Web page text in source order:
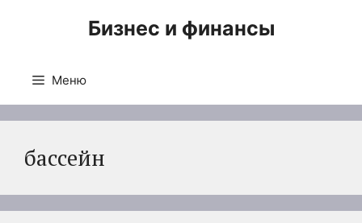
Бизнес и финансы
Меню
бассейн